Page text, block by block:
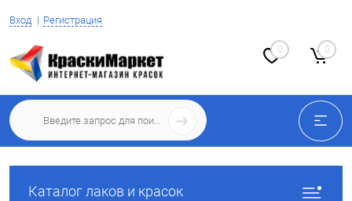
Вход Регистрация
0 0
Каталог лаков и красок